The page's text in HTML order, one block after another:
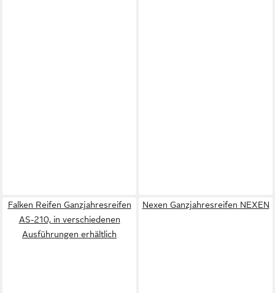
Falken Reifen Ganzjahresreifen
AS-210, in verschiedenen
Ausführungen erhältlich
Nexen Ganzjahresreifen NEXEN